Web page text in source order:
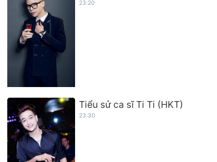
23:20
Tiểu sử ca sĩ Ti Ti (HKT)
23:30